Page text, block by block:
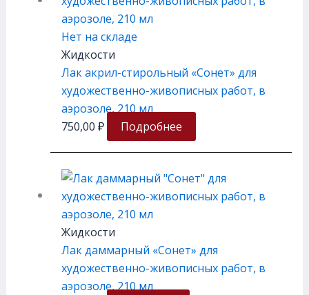
Нет на складе
Жидкости
Лак акрил-стирольный «Сонет» для
художественно-живописных работ, в
аэрозоле, 210 мл
750,00 ₽ Подробнее
Жидкости
Лак даммарный «Сонет» для
художественно-живописных работ, в
аэрозоле, 210 мл